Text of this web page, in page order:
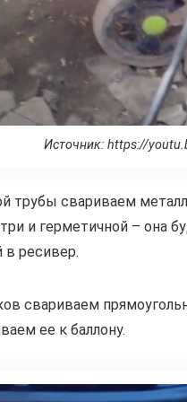
Источник: https://
трубы свариваем
и герметичной – она
в ресивер.
свариваем
ее к баллону.